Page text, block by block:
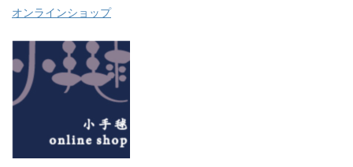
オンラインショップ